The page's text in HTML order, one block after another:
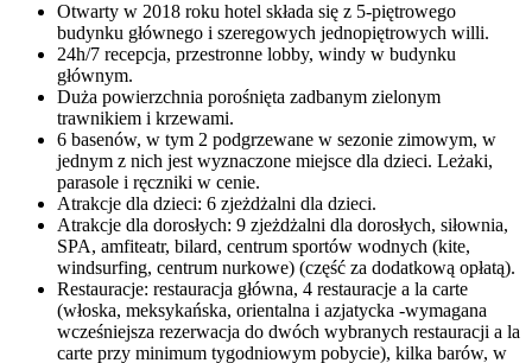
Otwarty w 2018 roku hotel składa się z 5-piętrowego
budynku głównego i szeregowych jednopiętrowych willi.
24h/7 recepcja, przestronne lobby, windy w budynku
głównym.
Duża powierzchnia porośnięta zadbanym zielonym
trawnikiem i krzewami.
6 basenów, w tym 2 podgrzewane w sezonie zimowym, w
jednym z nich jest wyznaczone miejsce dla dzieci. Leżaki,
parasole i ręczniki w cenie.
Atrakcje dla dzieci: 6 zjeżdżalni dla dzieci.
Atrakcje dla dorosłych: 9 zjeżdżalni dla dorosłych, siłownia,
SPA, amfiteatr, bilard, centrum sportów wodnych (kite,
windsurfing, centrum nurkowe) (część za dodatkową opłatą).
Restauracje: restauracja główna, 4 restauracje a la carte
(włoska, meksykańska, orientalna i azjatycka -wymagana
wcześniejsza rezerwacja do dwóch wybranych restauracji a la
carte przy minimum tygodniowym pobycie), kilka barów, w